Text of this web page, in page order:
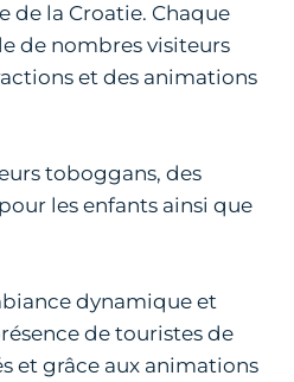
de la Croatie. Chaque
de nombres visiteurs
et des animations
toboggans, des
les enfants ainsi que
dynamique et
de touristes de
et grâce aux animations